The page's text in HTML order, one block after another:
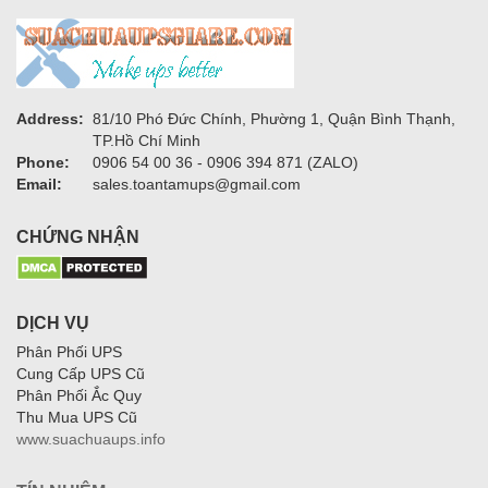
Address: 81/10 Phó Đức Chính, Phường 1, Quận Bình Thạnh,
TP.Hồ Chí Minh
Phone:
0906 54 00 36 - 0906 394 871 (ZALO)
Email:
sales.toantamups@gmail.com
CHỨNG NHẬN
DỊCH VỤ
Phân Phối UPS
Cung Cấp UPS Cũ
Phân Phối Ắc Quy
Thu Mua UPS Cũ
www.suachuaups.info